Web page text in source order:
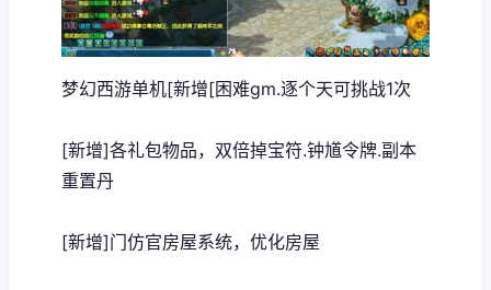
梦幻西游单机[新增[困难gm.逐个天可挑战1次
[新增]各礼包物品，双倍掉宝符.钟馗令牌.副本
重置丹
[新增]门仿官房屋系统，优化房屋